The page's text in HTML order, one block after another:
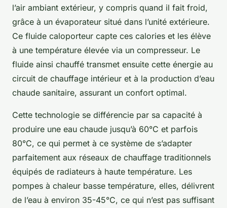
l’air ambiant extérieur, y compris quand il fait froid,
grâce à un évaporateur situé dans l’unité extérieure.
Ce fluide caloporteur capte ces calories et les élève
à une température élevée via un compresseur. Le
fluide ainsi chauffé transmet ensuite cette énergie au
circuit de chauffage intérieur et à la production d’eau
chaude sanitaire, assurant un confort optimal.
Cette technologie se différencie par sa capacité à
produire une eau chaude jusqu’à 60°C et parfois
80°C, ce qui permet à ce système de s’adapter
parfaitement aux réseaux de chauffage traditionnels
équipés de radiateurs à haute température. Les
pompes à chaleur basse température, elles, délivrent
de l’eau à environ 35-45°C, ce qui n’est pas suffisant